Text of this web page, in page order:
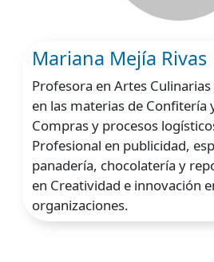
Mariana Mejía Rivas
Profesora en Artes
en las materias de Confitería
Compras y procesos
Profesional en publicidad,
panadería, chocolatería y
en Creatividad e innovación
organizaciones.